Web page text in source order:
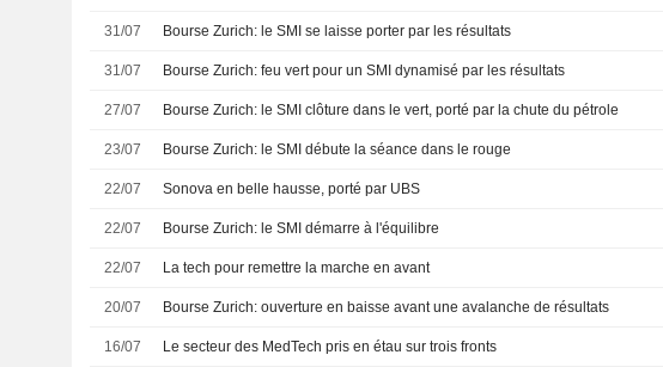
31/07 Bourse Zurich: le SMI se laisse porter par les résultats
31/07 Bourse Zurich: feu vert pour un SMI dynamisé par les résultats
27/07 Bourse Zurich: le SMI clôture dans le vert, porté par la chute du pétrole
23/07 Bourse Zurich: le SMI débute la séance dans le rouge
22/07 Sonova en belle hausse, porté par UBS
22/07 Bourse Zurich: le SMI démarre à l'équilibre
22/07 La tech pour remettre la marche en avant
20/07 Bourse Zurich: ouverture en baisse avant une avalanche de résultats
16/07 Le secteur des MedTech pris en étau sur trois fronts